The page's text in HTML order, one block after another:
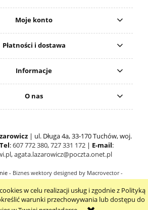
w celu realizacji usług i zgodnie z Polityką
warunki przechowywania lub dostępu do
Moje konto
Płatności i dostawa
Informacje
O nas
| ul. Długa 4a, 33-170 Tuchów, woj.
Tel:607 772 380,727 331 172| E-mail:
,agata.lazarowicz@poczta.onet.pl
- Biznes wektory designed by Macrovector -
pełną wersję strony